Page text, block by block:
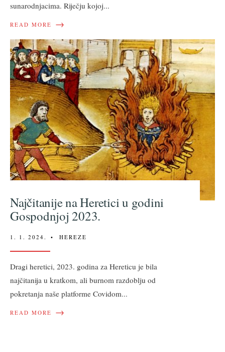
sunarodnjacima. Riječju kojoj...
READ MORE →
Najčitanije na Heretici u godini
Gospodnjoj 2023.
1. 1. 2024. • HEREZE
Dragi heretici, 2023. godina za Hereticu je bila
najčitanija u kratkom, ali burnom razdoblju od
pokretanja naše platforme Covidom...
READ MORE →